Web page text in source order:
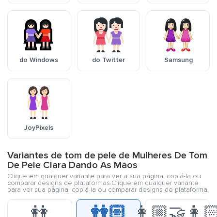
do Windows do Twitter Samsung
JoyPixels
Variantes de tom de pele de Mulheres De Tom
De Pele Clara Dando As Mãos
Clique em qualquer variante para ver a sua página, copiá-la ou
comparar designs de plataformas.Clique em qualquer variante
para ver sua página, copiá-la ou comparar designs de plataforma.